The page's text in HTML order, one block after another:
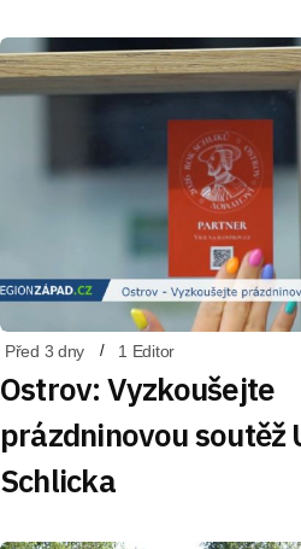
Před 3 dny 1 Editor
Ostrov: Vyzkoušejte
prázdninovou soutěž
Schlicka